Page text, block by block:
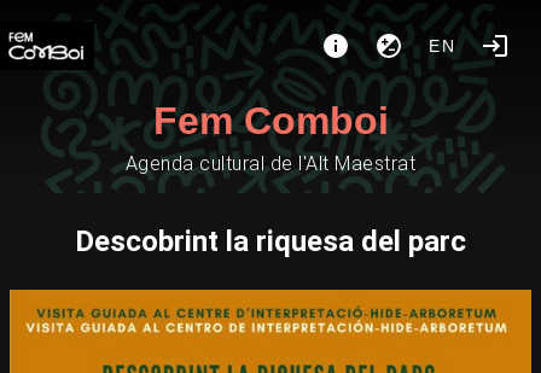
EN
Fem Comboi
Agenda cultural de l'Alt Maestrat
Descobrint la riquesa del parc